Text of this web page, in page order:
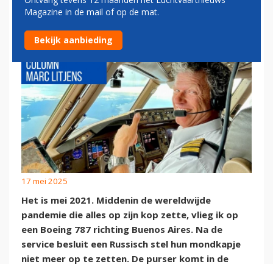
ZEG?
17 mei 2025
Het is mei 2021. Middenin de wereldwijde
pandemie die alles op zijn kop zette, vlieg ik op
een Boeing 787 richting Buenos Aires. Na de
service besluit een Russisch stel hun mondkapje
niet meer op te zetten. De purser komt in de
Magazine in de mail of op de mat.
Bekijk aanbieding